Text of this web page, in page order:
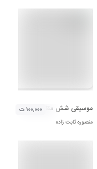
موسیقی شش مقام تاجیکستان
منصوره ثابت زاده
۱۰۰,۰۰۰ ت